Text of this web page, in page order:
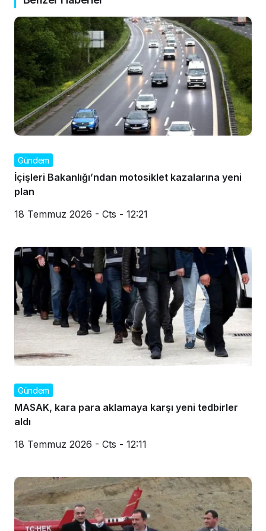
Gündem
İçişleri Bakanlığı’ndan motosiklet kazalarına yeni
plan
18 Temmuz 2026 - Cts - 12:21
Gündem
MASAK, kara para aklamaya karşı yeni tedbirler
aldı
18 Temmuz 2026 - Cts - 12:11